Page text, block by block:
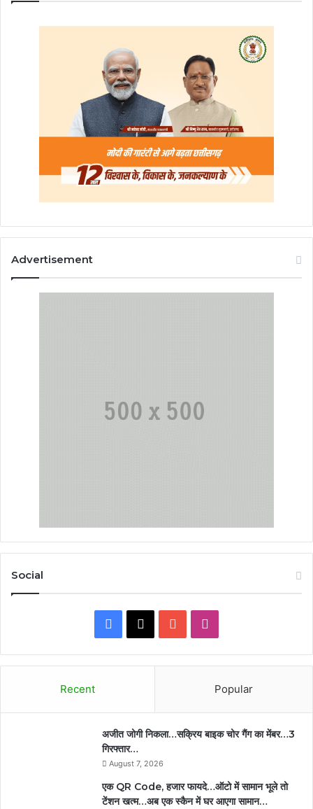
Advertisement
Social
Facebook
X YouTube
Recent Popular
अजीत जोगी निकला…सक्रिय बाइक चोर गैंग का मेंबर…3
गिरफ्तार…
August 7, 2026
एक QR Code, हजार फायदे…ऑटो में सामान भूले तो
टेंशन खत्म…अब एक स्कैन में घर आएगा सामान…